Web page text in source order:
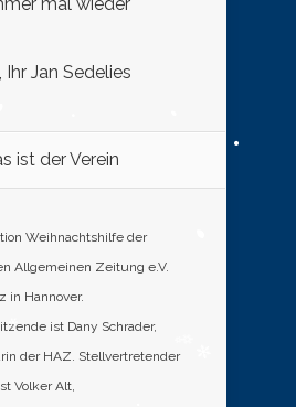
Ihr Jan Sedelies
ist der Verein
Weihnachtshilfe der
Allgemeinen Zeitung e.V.
in Hannover.
ist Dany Schrader,
der HAZ. Stellvertretender
Volker Alt,